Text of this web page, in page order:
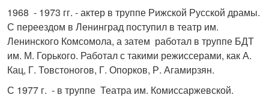
1968 - 1973 гг. - актер в труппе Рижской Русской драмы.
С переездом в Ленинград поступил в театр им.
Ленинского Комсомола, а затем работал в труппе БДТ
им. М. Горького. Работал с такими режиссерами, как А.
Кац, Г. Товстоногов, Г. Опорков, Р. Агамирзян.
С 1977 г. - в труппе Театра им. Комиссаржевской.